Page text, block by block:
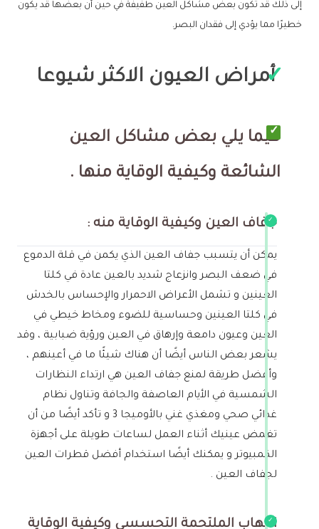
إلى ذلك قد تكون بعض مشاكل العين طفيفة في حين أن بعضها قد يكون
خطيرًا مما يؤدي إلى فقدان البصر.
أمراض العيون الاكثر شيوعا
فيما يلي بعض مشاكل العين
الشائعة وكيفية الوقاية منها .
جفاف العين وكيفية الوقاية منه :
يمكن أن يتسبب جفاف العين الذي يكمن في قلة الدموع
في ضعف البصر وانزعاج شديد بالعين عادة في كلتا
العينين و تشمل الأعراض الاحمرار والإحساس بالخدش
في كلتا العينين وحساسية للضوء ومخاط خيطي في
العين وعيون دامعة وإرهاق في العين ورؤية ضبابية ، وقد
يشعر بعض الناس أيضًا أن هناك شيئًا ما في أعينهم ،
وأفضل طريقة لمنع جفاف العين هي ارتداء النظارات
الشمسية في الأيام العاصفة والجافة وتناول نظام
غذائي صحي ومغذي غني بالأوميجا 3 و تأكد أيضًا من أن
تغمض عينيك أثناء العمل لساعات طويلة على أجهزة
الكمبيوتر و يمكنك أيضًا استخدام أفضل قطرات العين
لجفاف العين .
التهاب الملتحمة التحسسي وكيفية الوقاية